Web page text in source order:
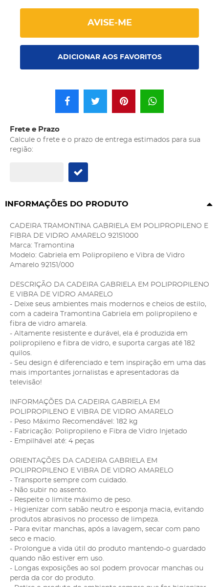
AVISE-ME
ADICIONAR AOS FAVORITOS
Frete e Prazo
Calcule o frete e o prazo de entrega estimados para sua
região:
INFORMAÇÕES DO PRODUTO
CADEIRA TRAMONTINA GABRIELA EM POLIPROPILENO E
FIBRA DE VIDRO AMARELO 92151000
Marca: Tramontina
Modelo: Gabriela em Polipropileno e Vibra de Vidro
Amarelo 92151/000
DESCRIÇÃO DA CADEIRA GABRIELA EM POLIPROPILENO
E VIBRA DE VIDRO AMARELO
- Deixe seus ambientes mais modernos e cheios de estilo,
com a cadeira Tramontina Gabriela em polipropileno e
fibra de vidro amarela.
- Altamente resistente e durável, ela é produzida em
polipropileno e fibra de vidro, e suporta cargas até 182
quilos.
- Seu design é diferenciado e tem inspiração em uma das
mais importantes jornalistas e apresentadoras da
televisão!
INFORMAÇÕES DA CADEIRA GABRIELA EM
POLIPROPILENO E VIBRA DE VIDRO AMARELO
- Peso Máximo Recomendável: 182 kg
- Fabricação: Polipropileno e Fibra de Vidro Injetado
- Empilhável até: 4 peças
ORIENTAÇÕES DA CADEIRA GABRIELA EM
POLIPROPILENO E VIBRA DE VIDRO AMARELO
- Transporte sempre com cuidado.
- Não subir no assento.
- Respeite o limite máximo de peso.
- Higienizar com sabão neutro e esponja macia, evitando
produtos abrasivos no processo de limpeza.
- Para evitar manchas, após a lavagem, secar com pano
seco e macio.
- Prolongue a vida útil do produto mantendo-o guardado
quando não estiver em uso.
- Longas exposições ao sol podem provocar manchas ou
perda da cor do produto.